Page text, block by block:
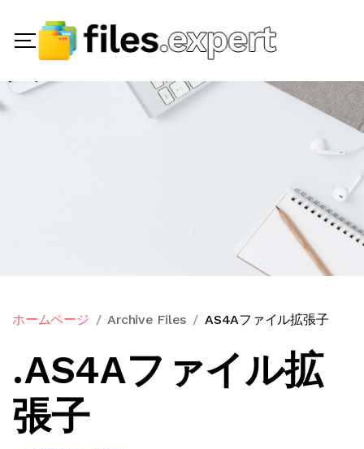
ホームページ Archive Files AS4Aファイル拡張子
.AS4Aファイル拡
張子